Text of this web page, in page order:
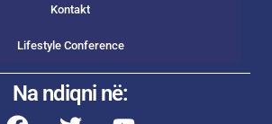
Kontakt
Lifestyle Conference
Na ndiqni në: